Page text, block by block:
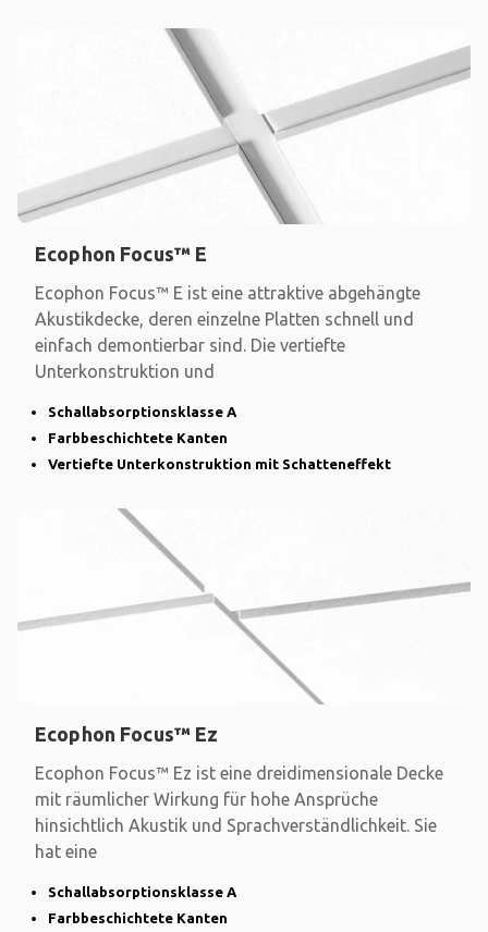
Ecophon Focus™ E
Ecophon Focus™ E ist eine attraktive abgehängte
Akustikdecke, deren einzelne Platten schnell und
einfach demontierbar sind. Die vertiefte
Unterkonstruktion und
Schallabsorptionsklasse A
Farbbeschichtete Kanten
Vertiefte Unterkonstruktion mit Schatteneffekt
Ecophon Focus™ Ez
Ecophon Focus™ Ez ist eine dreidimensionale Decke
mit räumlicher Wirkung für hohe Ansprüche
hinsichtlich Akustik und Sprachverständlichkeit. Sie
hat eine
Schallabsorptionsklasse A
Farbbeschichtete Kanten